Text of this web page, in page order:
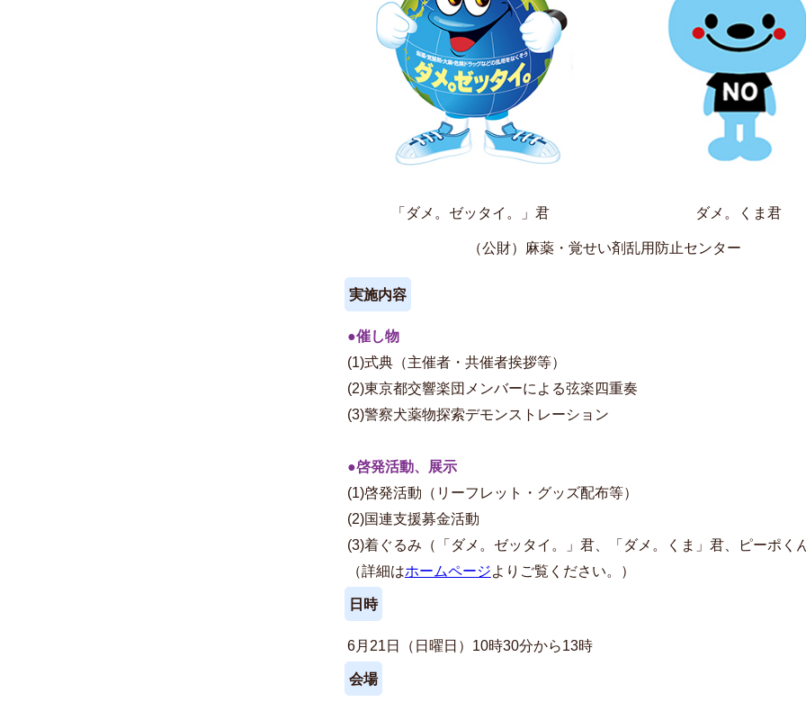
「ダメ。ゼッタイ。」君 ダメ。くま君
（公財）麻薬・覚せい剤乱用防止センター
実施内容
●催し物
(1)式典（主催者・共催者挨拶等）
(2)東京都交響楽団メンバーによる弦楽四重奏
(3)警察犬薬物探索デモンストレーション
●啓発活動、展示
(1)啓発活動（リーフレット・グッズ配布等）
(2)国連支援募金活動
(3)着ぐるみ（「ダメ。ゼッタイ。」君、「ダメ。くま」君、ピーポく
（詳細はホームページよりご覧ください。）
日時
6月21日（日曜日）10時30分から13時
会場